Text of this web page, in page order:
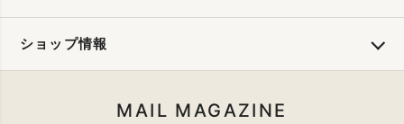
ショップ情報
MAIL MAGAZINE